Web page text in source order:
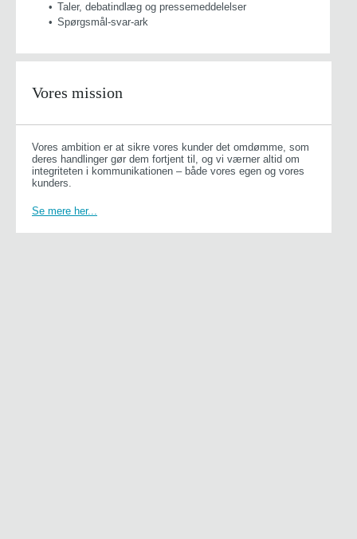
Taler, debatindlæg og pressemeddelelser
Spørgsmål-svar-ark
Vores mission
Vores ambition er at sikre vores kunder det omdømme, som
deres handlinger gør dem fortjent til, og vi værner altid om
integriteten i kommunikationen – både vores egen og vores
kunders.
Se mere her...